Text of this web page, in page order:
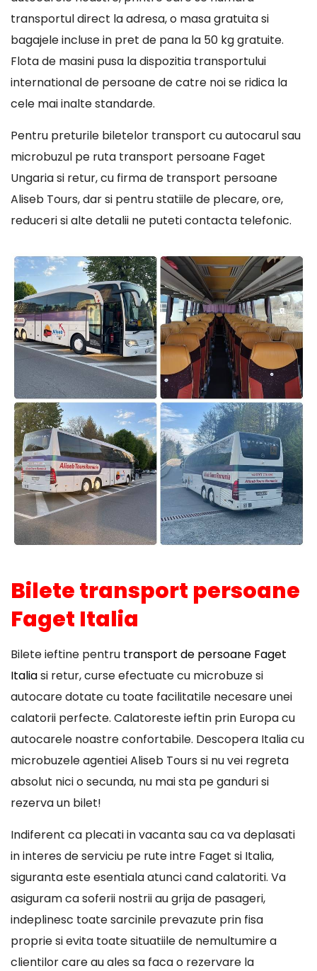
transportul direct la adresa, o masa gratuita si
bagajele incluse in pret de pana la 50 kg gratuite.
Flota de masini pusa la dispozitia transportului
international de persoane de catre noi se ridica la
cele mai inalte standarde.
Pentru preturile biletelor transport cu autocarul sau
microbuzul pe ruta transport persoane Faget
Ungaria si retur, cu firma de transport persoane
Aliseb Tours, dar si pentru statiile de plecare, ore,
reduceri si alte detalii ne puteti contacta telefonic.
Bilete transport persoane
Faget Italia
Bilete ieftine pentru transport de persoane Faget
Italiasi retur, curse efectuate cu microbuze si
autocare dotate cu toate facilitatile necesare unei
calatorii perfecte. Calatoreste ieftin prin Europa cu
autocarele noastre confortabile. Descopera Italia cu
microbuzele agentiei Aliseb Tours si nu vei regreta
absolut nici o secunda, nu mai sta pe ganduri si
rezerva un bilet!
Indiferent ca plecati in vacanta sau ca va deplasati
in interes de serviciu pe rute intre Faget si Italia,
siguranta este esentiala atunci cand calatoriti. Va
asiguram ca soferii nostrii au grija de pasageri,
indeplinesc toate sarcinile prevazute prin fisa
proprie si evita toate situatiile de nemultumire a
clientilor care au ales sa faca o rezervare la